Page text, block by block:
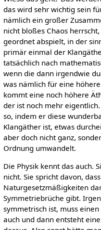
das wird sehr wichtig sein
nämlich ein großer
nicht bloßes Chaos
geordnet abspielt, in der
primär einmal der
tatsächlich nach
wenn die dann irgendwie
was nämlich für eine
kommt eine noch höhere
der ist noch mehr
so, indem er diese
Klangäther ist, etwas
aber doch nicht ganz,
Ordnung umwandelt.
Die Physik kennt das auch.
nicht. Sie spricht davon,
Naturgesetzmäßigkeiten
Symmetriebrüche gibt.
symmetrisch ist, muss
auch und dann entsteht